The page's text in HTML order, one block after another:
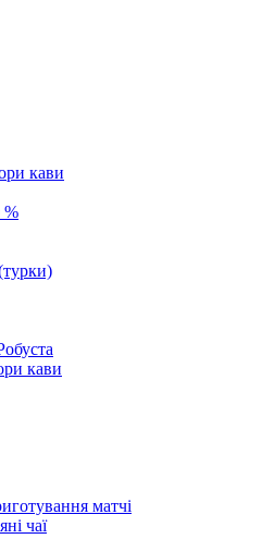
кави
%
кави
матчі
чаї